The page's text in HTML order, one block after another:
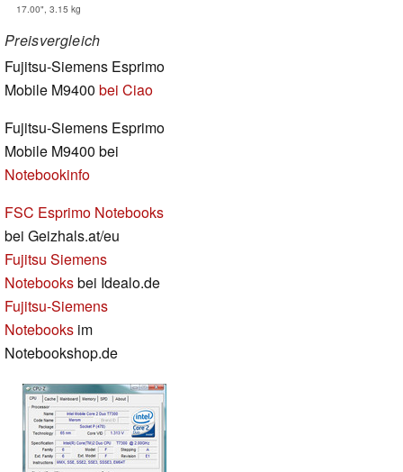
17.00", 3.15 kg
Preisvergleich
Fujitsu-Siemens Esprimo
Mobile M9400 bei Ciao
Fujitsu-Siemens Esprimo
Mobile M9400 bei
Notebookinfo
FSC Esprimo Notebooks
bei Geizhals.at/eu
Fujitsu Siemens
Notebooksbei Idealo.de
Fujitsu-Siemens
Notebooks im
Notebookshop.de